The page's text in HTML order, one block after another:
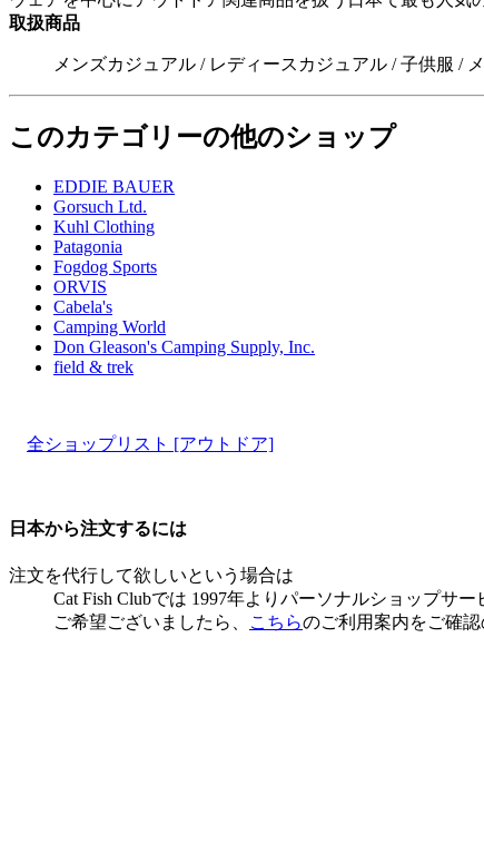
取扱商品
メンズカジュアル / レディースカジュアル / 子供服 /
このカテゴリーの他のショップ
EDDIE BAUER
Gorsuch Ltd.
Kuhl Clothing
Patagonia
Fogdog Sports
ORVIS
Cabela's
Camping World
Don Gleason's Camping Supply, Inc.
field & trek
全ショップリスト [アウトドア]
日本から注文するには
注文を代行して欲しいという場合は
Cat Fish Clubでは 1997年よりパーソナルショップサ
ご希望ございましたら、
こちらのご利用案内をご確認